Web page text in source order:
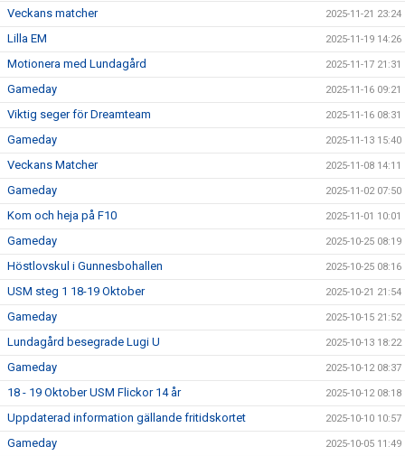
Veckans matcher 2025-11-21 23:24
Lilla EM 2025-11-19 14:26
Motionera med Lundagård 2025-11-17 21:31
Gameday 2025-11-16 09:21
Viktig seger för Dreamteam 2025-11-16 08:31
Gameday 2025-11-13 15:40
Veckans Matcher 2025-11-08 14:11
Gameday 2025-11-02 07:50
Kom och heja på F10 2025-11-01 10:01
Gameday 2025-10-25 08:19
Höstlovskul i Gunnesbohallen 2025-10-25 08:16
USM steg 1 18-19 Oktober 2025-10-21 21:54
Gameday 2025-10-15 21:52
Lundagård besegrade Lugi U 2025-10-13 18:22
Gameday 2025-10-12 08:37
18 - 19 Oktober USM Flickor 14 år 2025-10-12 08:18
Uppdaterad information gällande fritidskortet 2025-10-10 10:57
Gameday 2025-10-05 11:49